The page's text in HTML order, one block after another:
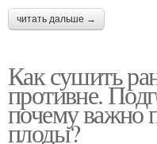
читать дальше →
Как сушить
противне.
почему важно
плоды?